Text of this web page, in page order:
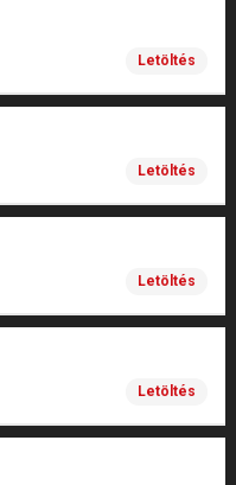
Letöltés
Letöltés
Letöltés
Letöltés